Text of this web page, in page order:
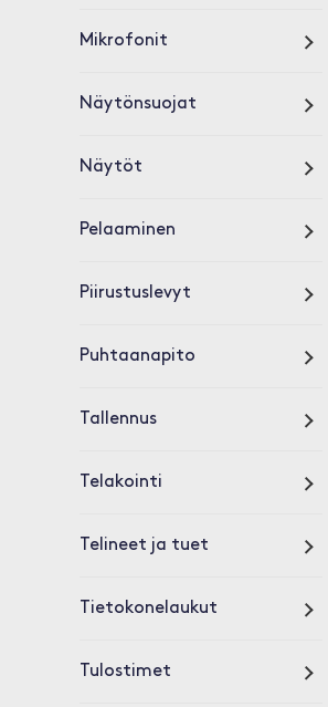
Mikrofonit
Näytönsuojat
Näytöt
Pelaaminen
Piirustuslevyt
Puhtaanapito
Tallennus
Telakointi
Telineet ja tuet
Tietokonelaukut
Tulostimet